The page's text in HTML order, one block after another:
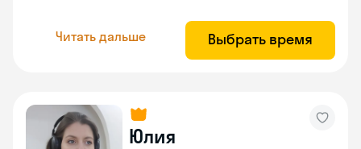
Читать дальше Выбрать время
Юлия